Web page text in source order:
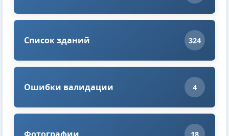
Список зданий 324
Ошибки валидации 4